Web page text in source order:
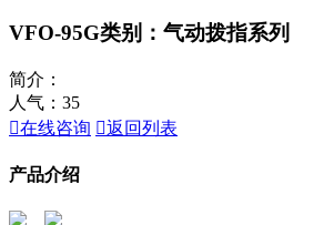
VFO-95G类别：气动拨指系列
简介：
人气： 35
在线咨询 返回列表
产品介绍